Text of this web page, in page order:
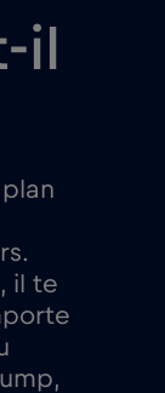
il te